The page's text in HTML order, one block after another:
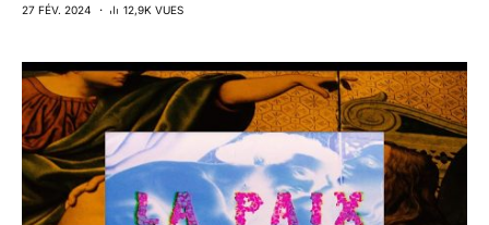
27 FÉV. 2024 12,9K VUES